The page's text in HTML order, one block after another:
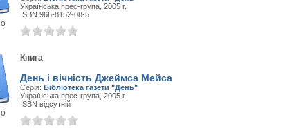
Українська прес-група, 2005 г.
ISBN 966-8152-08-5
Книга
День і вічність Джеймса Мейса
Серія: Бібліотека газети "День"
Українська прес-група, 2005 г.
ISBN відсутній